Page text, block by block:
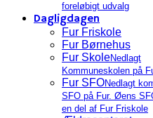
foreløbigt udvalg
Dagligdagen
Fur Friskole
Fur Børnehus
Fur SkoleNedlagt
Kommuneskolen på
Fur SFONedlagt
SFO på Fur. Øens
en del af Fur Friskole